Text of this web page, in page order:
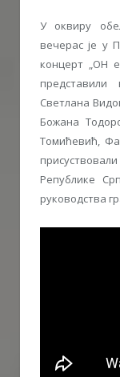
У оквиру
вечерас је у
концерт „ОН
Светлана
Божана
Томићевић,
Републике
руководства